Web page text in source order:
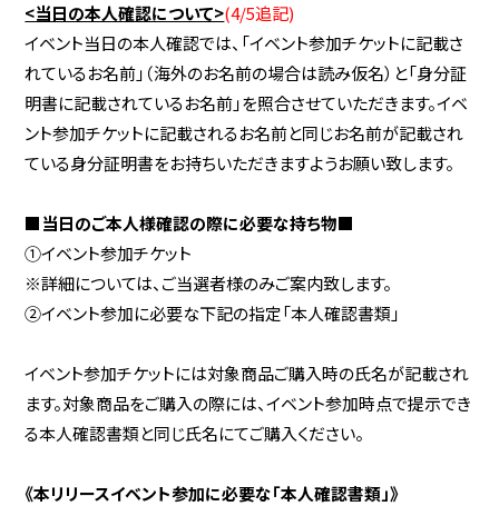
<当日の本人確認について>(4/5追記)
イベント当日の本人確認では、「イベント参加チケットに記載さ
れているお名前」（海外のお名前の場合は読み仮名）と「身分証
明書に記載されているお名前」を照合させていただきます。イベ
ント参加チケットに記載されるお名前と同じお名前が記載され
ている身分証明書をお持ちいただきますようお願い致します。
■当日のご本人様確認の際に必要な持ち物■
①イベント参加チケット
※詳細については、ご当選者様のみご案内致します。
②イベント参加に必要な下記の指定「本人確認書類」
イベント参加チケットには対象商品ご購入時の氏名が記載され
ます。対象商品をご購入の際には、イベント参加時点で提示でき
る本人確認書類と同じ氏名にてご購入ください。
《本リリースイベント参加に必要な「本人確認書類」》